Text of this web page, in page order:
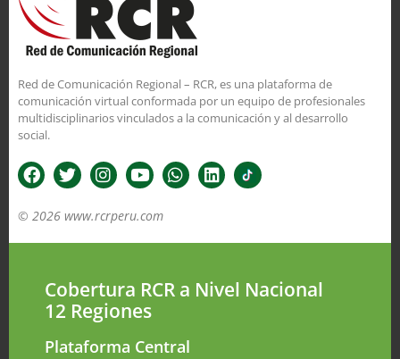
Red de Comunicación Regional – RCR, es una plataforma de
comunicación virtual conformada por un equipo de profesionales
multidisciplinarios vinculados a la comunicación y al desarrollo
social.
© 2026 www.rcrperu.com
Cobertura RCR a Nivel Nacional
12 Regiones
Plataforma Central